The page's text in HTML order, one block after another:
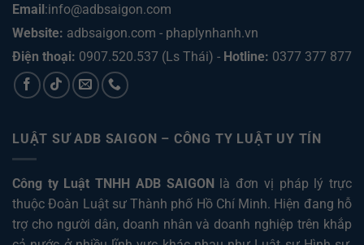
Email :info@adbsaigon.com
Website: adbsaigon.com - phaplynhanh.vn
Điện thoại: 0907.520.537 (Ls Thái) - Hotline: 0377 377 877
LUẬT SƯ ADB SAIGON – CÔNG TY LUẬT UY TÍN
Công ty Luật TNHH ADB SAIGONlà đơn vị pháp lý trực
thuộc Đoàn Luật sư Thành phố Hồ Chí Minh. Hiện đang hỗ
trợ cho người dân, doanh nhân và doanh nghiệp trên khắp